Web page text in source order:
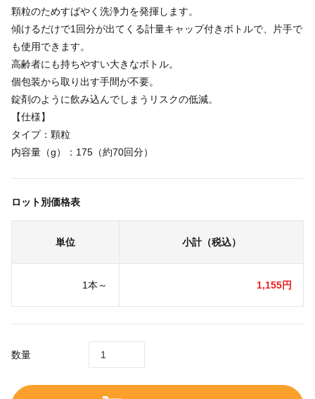
顆粒のためすばやく洗浄力を発揮します。
傾けるだけで1回分が出てくる計量キャップ付きボトルで、片手で
も使用できます。
高齢者にも持ちやすい大きなボトル。
個包装から取り出す手間が不要。
錠剤のように飲み込んでしまうリスクの低減。
【仕様】
タイプ：顆粒
内容量（g）：175（約70回分）
ロット別価格表
単位 小計（税込）
1本～ 1,155円
数量